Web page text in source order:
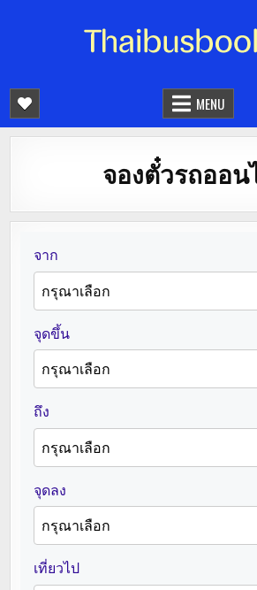
จองตั๋วรถออนไลน์ 24 ชั่วโมง
MENU
จองตั๋วรถออน